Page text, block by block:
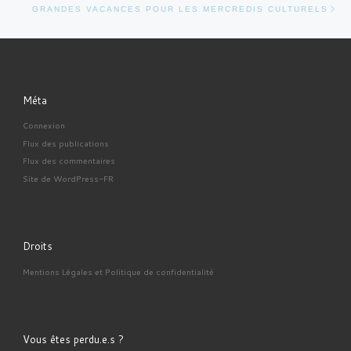
GRANDES VACANCES POUR LES MERCREDIS CULTURELS
Méta
Connexion
Flux des publications
Flux des commentaires
Site de WordPress-FR
Droits
Mentions Légales et Politique de confidentialité
Vous êtes perdu.e.s ?